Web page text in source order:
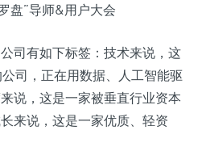
盘”导师&用户大会
司有如下标签：技术来说，这
司，正在用数据、人工智能驱
说，这是一家被垂直行业资本
来说，这是一家优质、轻资